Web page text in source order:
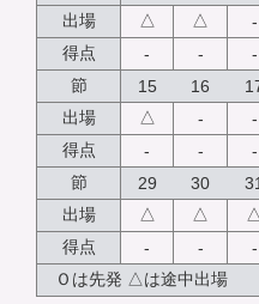
出場 △ △ -
得点 - - -
節 15 16
出場 △ - -
得点 - - -
節 29 30 31
出場 △ △ △
得点 - - -
Ｏは先発 △は途中出場